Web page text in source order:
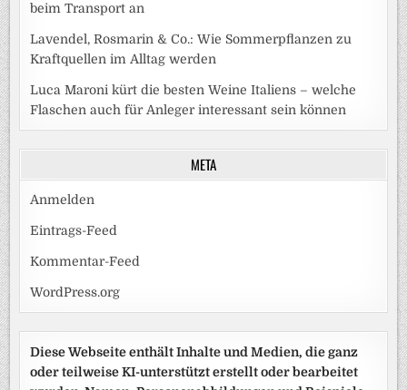
beim Transport an
Lavendel, Rosmarin & Co.: Wie Sommerpflanzen zu
Kraftquellen im Alltag werden
Luca Maroni kürt die besten Weine Italiens – welche
Flaschen auch für Anleger interessant sein können
META
Anmelden
Eintrags-Feed
Kommentar-Feed
WordPress.org
Diese Webseite enthält Inhalte und Medien, die ganz
oder teilweise KI-unterstützt erstellt oder bearbeitet